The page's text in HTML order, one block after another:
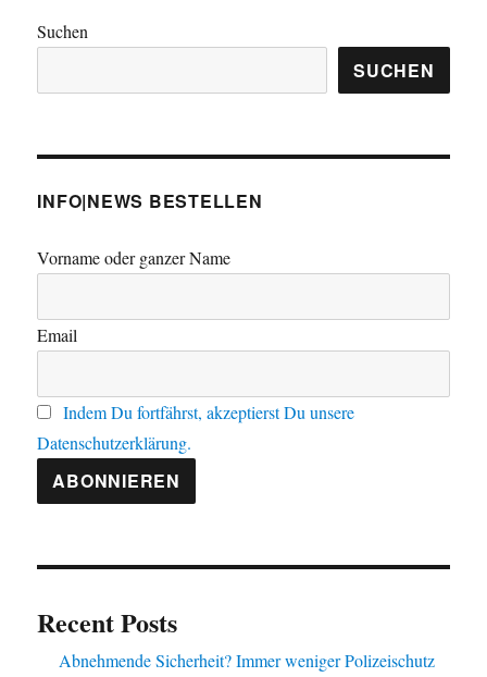
Suchen
SUCHEN
INFO|NEWS BESTELLEN
Vorname oder ganzer Name
Email
Indem Du fortfährst, akzeptierst Du unsere
Datenschutzerklärung.
Recent Posts
Abnehmende Sicherheit? Immer weniger Polizeischutz